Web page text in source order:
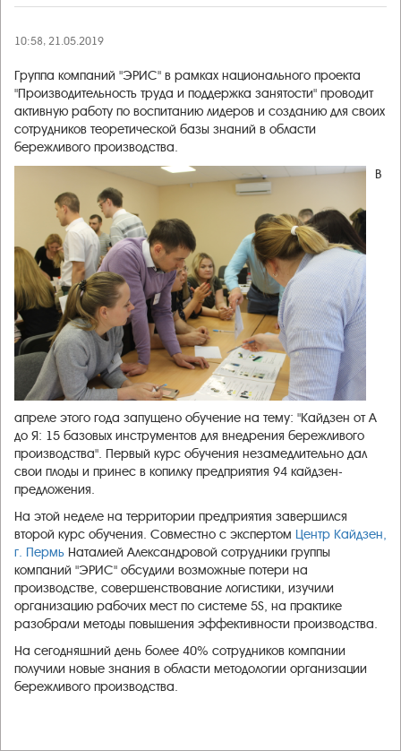
10:58, 21.05.2019
Группа компаний "ЭРИС" в рамках национального проекта
"Производительность труда и поддержка занятости" проводит
активную работу по воспитанию лидеров и созданию для своих
сотрудников теоретической базы знаний в области
бережливого производства.
В
апреле этого года запущено обучение на тему: "Кайдзен от А
до Я: 15 базовых инструментов для внедрения бережливого
производства". Первый курс обучения незамедлительно дал
свои плоды и принес в копилку предприятия 94 кайдзен-
предложения.
На этой неделе на территории предприятия завершился
второй курс обучения. Совместно с экспертом Центр Кайдзен,
г. Пермь Наталией Александровой сотрудники группы
компаний "ЭРИС" обсудили возможные потери на
производстве, совершенствование логистики, изучили
организацию рабочих мест по системе 5S, на практике
разобрали методы повышения эффективности производства.
На сегодняшний день более 40% сотрудников компании
получили новые знания в области методологии организации
бережливого производства.